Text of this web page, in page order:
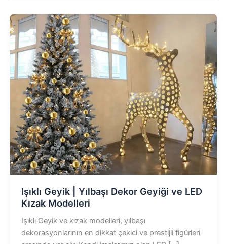
Işıklı Geyik | Yılbaşı Dekor Geyiği ve LED
Kızak Modelleri
Işıklı Geyik ve kızak modelleri, yılbaşı
dekorasyonlarının en dikkat çekici ve prestijli figürleri